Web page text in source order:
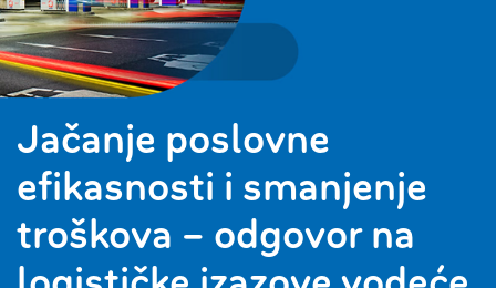
Jačanje poslovne
efikasnosti i smanjenje
troškova – odgovor na